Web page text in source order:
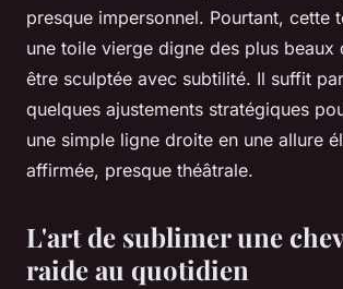
presque impersonnel. Pourtant, cette
une toile vierge digne des plus beaux
être sculptée avec subtilité. Il suffit
quelques ajustements stratégiques
une simple ligne droite en une allure
affirmée, presque théâtrale.
L'art de sublimer une
raide au quotidien